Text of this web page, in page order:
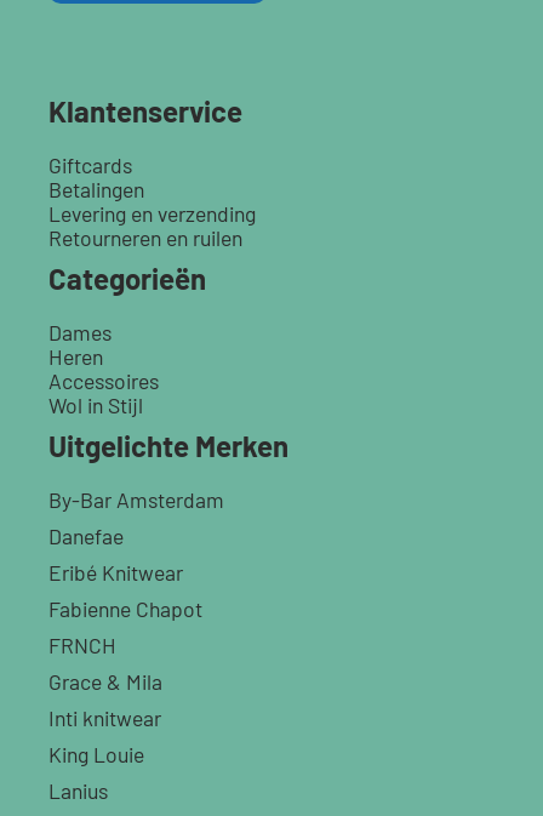
Klantenservice
Giftcards
Betalingen
Levering en verzending
Retourneren en ruilen
Categorieën
Dames
Heren
Accessoires
Wol in Stijl
Uitgelichte Merken
By-Bar Amsterdam
Danefae
Eribé Knitwear
Fabienne Chapot
FRNCH
Grace & Mila
Inti knitwear
King Louie
Lanius